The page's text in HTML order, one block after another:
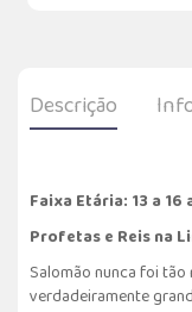
Descrição
Faixa Etária: 13 a 16
Profetas e Reis na
Salomão nunca foi
verdadeiramente